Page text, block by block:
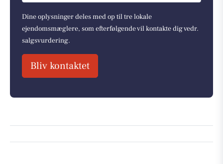
Dine oplysninger deles med op til tre lokale
ejendomsmæglere, som efterfølgende vil kontakte dig vedr.
salgsvurdering.
Bliv kontaktet